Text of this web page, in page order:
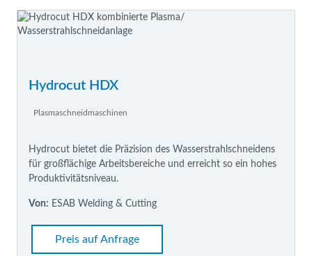
Hydrocut HDX
Plasmaschneidmaschinen
Hydrocut bietet die Präzision des Wasserstrahlschneidens
für großflächige Arbeitsbereiche und erreicht so ein hohes
Produktivitätsniveau.
Von: ESAB Welding & Cutting
Preis auf Anfrage